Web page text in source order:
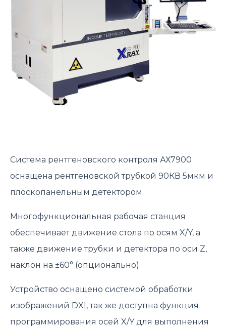
Система рентгеновского контроля АХ7900
оснащена рентгеновской трубкой 90КВ 5мкм и
плоскопанельным детектором.
Многофункциональная рабочая станция
обеспечивает движение стола по осям X/Y, а
также движение трубки и детектора по оси Z,
наклон на ±60° (опционально).
Устройство оснащено системой обработки
изображений DXI, так же доступна функция
программирования осей X/Y для выполнения